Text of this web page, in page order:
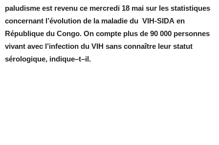
paludisme est revenu ce mercredi 18 mai sur les statistiques
concernant l’évolution de la maladie du VIH-SIDA en
République du Congo. On compte plus de 90 000 personnes
vivant avec l’infection du VIH sans connaître leur statut
sérologique, indique–t–il.